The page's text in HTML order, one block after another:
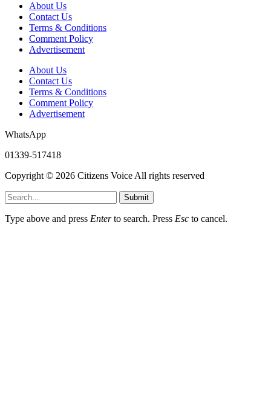
About Us
Contact Us
Terms & Conditions
Comment Policy
Advertisement
About Us
Contact Us
Terms & Conditions
Comment Policy
Advertisement
WhatsApp
01339-517418
Copyright © 2026 Citizens Voice All rights reserved
Submit
Type above and press Enterto search. Press Esc to cancel.